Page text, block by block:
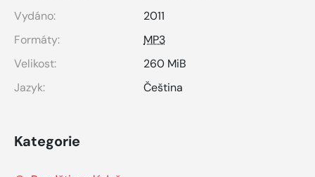
Vydáno:
2011
Formáty:
MP3
Velikost:
260 MiB
Jazyk:
Čeština
Kategorie